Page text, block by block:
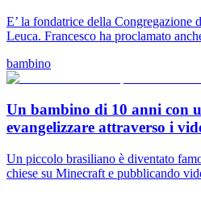
E’ la fondatrice della Congregazione
Leuca. Francesco ha proclamato
bambino
Un bambino di 10 anni con
evangelizzare attraverso i
Un piccolo brasiliano è diventato
chiese su Minecraft e pubblicando